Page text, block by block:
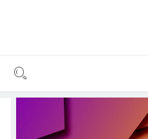
